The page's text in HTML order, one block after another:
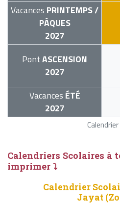
Vacances PRINTEMPS /
PÂQUES
2027
PontASCENSION
2027
Vacances ÉTÉ
2027
Calendriers Scolaires à
imprimer ⤵
Calendrier
Jayat